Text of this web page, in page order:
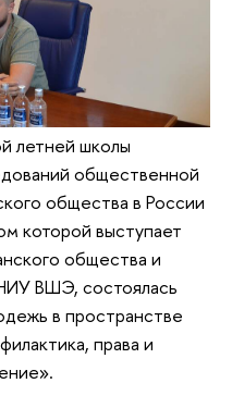
летней школы
общественной
общества в России
которой выступает
общества и
ВШЭ, состоялась
в пространстве
права и